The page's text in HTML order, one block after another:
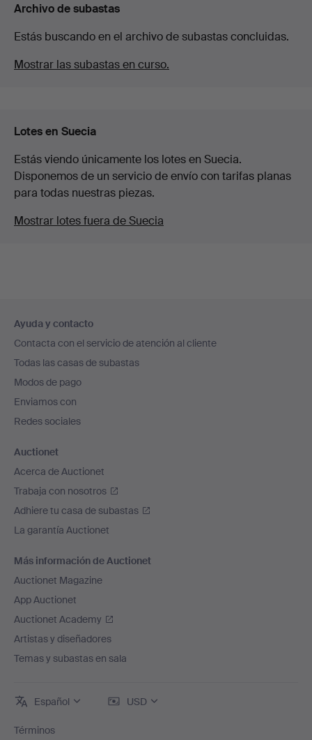
Archivo de subastas
Estás buscando en el archivo de subastas concluidas.
Mostrar las subastas en curso.
Lotes en Suecia
Estás viendo únicamente los lotes en Suecia.
Disponemos de un servicio de envío con tarifas planas
para todas nuestras piezas.
Mostrar lotes fuera de Suecia
en
el
pie
de
página
Ayuda y contacto
Contacta con el servicio de atención al cliente
Todas las casas de subastas
Modos de pago
Enviamos con
Redes sociales
Auctionet
Acerca de Auctionet
Trabaja con nosotros
Adhiere tu casa de subastas
La garantía Auctionet
Más información de Auctionet
Auctionet Magazine
App Auctionet
Auctionet Academy
Artistas y diseñadores
Temas y subastas en sala
Español USD
Términos